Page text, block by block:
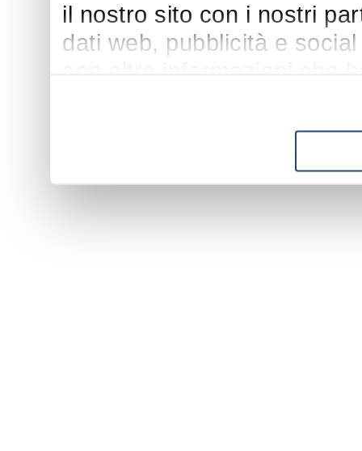
il nostro sito con i nostri
dati web, pubblicità e